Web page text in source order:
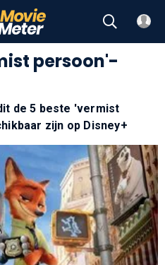
persoon'-
de 5 beste 'vermist
zijn op Disney+